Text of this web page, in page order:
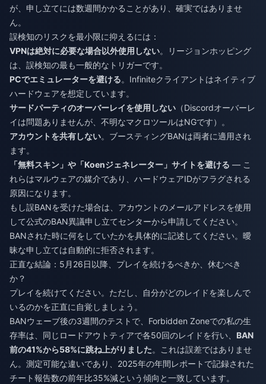
が、申し立てには数週間かかることがあり、確実ではありませ
ん。
誤検知のリスクを最小限に抑えるには：
VPNは絶対に必要な場合以外使用しない。リージョンホッピング
は、誤検知の最も一般的なトリガーです。
PCでエミュレーターを避ける。Infiniteクライアントはネイティブ
ハードウェアを想定しています。
サードパーティのオーバーレイを使用しない （Discordオーバーレ
イは問題ありませんが、不明なマクロツールはNGです）。
アカウントを共有しない。ブースティングBANは両者に適用され
ます。
「無料スキン」や「Koenジェネレーター」サイトを避ける — こ
れらはマルウェアの媒介であり、ハードウェアIDがフラグされる
原因になります。
もし誤BANを受けた場合は、アカウントのメールアドレスを使用
して公式のBAN異議申し立てセンターから申請してください。
BANされた時に何をしていたかを具体的に記述してください。曖
昧な申し立ては自動的に拒否されます。
正直な結論：5月26日以降、プレイを続けるべきか、休むべき
か？
プレイを続けてください。ただし、自分がどのレイドを楽しんで
いるのかを正直に自覚しましょう。
BANウェーブ後の3週間のテストで、Forbidden Zoneでの私の生
存率は、同じロードアウトティアで各50回のレイドを行い、 BAN
前の41%から58%に跳ね上がりました。これは誤差ではありませ
ん。測定可能な違いであり、2025年の年間レポートで記録された
チート報告数の前年比35%減という傾向と一致しています。